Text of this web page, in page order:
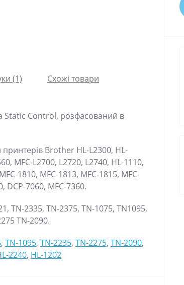
(1) Схожі товари
Static Control, розфасований в
Brother HL-L2300, HL-
MFC-L2700, L2720, L2740, HL-1110,
1810, MFC-1813, MFC-1815, MFC-
DCP-7060, MFC-7360.
TN-2335, TN-2375, TN-1075, TN1095,
TN-2090.
, TN-1095, TN-2235, TN-2275, TN-2090,
2240, HL-1202